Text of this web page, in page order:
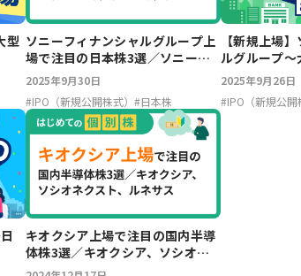
型 ソニーフィナンシャルグループ上
場で注目の日本株3選／ソニー
FG、ソニーG、SBI
2025年9月30日
#IPO（新規公開株式） #日本株
【新規上場
ルグループ～
2025年9月26日
#IPO（新規公開
キオクシア上場で注目の国内半導
体株3選／キオクシア、ソシオネ
クスト、ルネサス